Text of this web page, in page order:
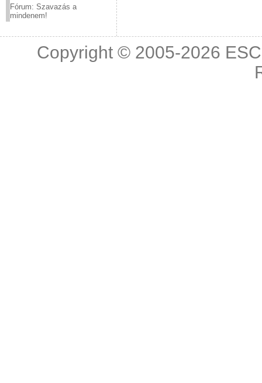
Fórum: Szavazás a
mindenem!
Copyright © 2005-2026